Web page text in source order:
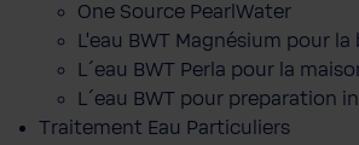
One Source PearlWater
L’eau BWT Magnésium pour la
L´eau BWT Perla pour la
L´eau BWT pour preparation
Traitement Eau Particuliers